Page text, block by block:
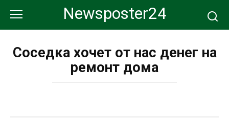
контенту
Newsposter24
Соседка хочет от нас денег на
ремонт дома